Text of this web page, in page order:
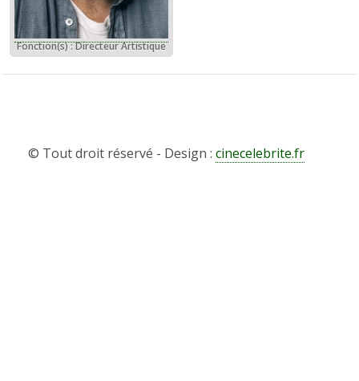
Fonction(s) : Directeur Artistique
© Tout droit réservé - Design :cinecelebrite.fr